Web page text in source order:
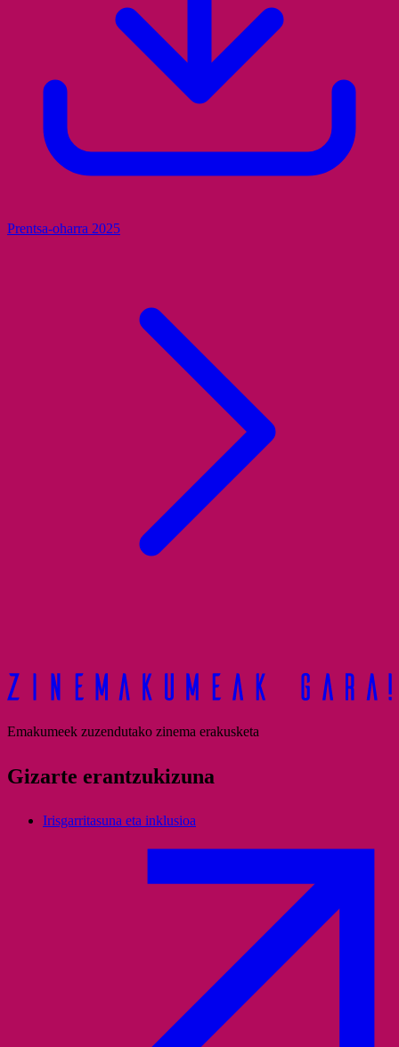
Prentsa-oharra 2025
Emakumeek zuzendutako zinema erakusketa
Gizarte erantzukizuna
Irisgarritasuna eta inklusioa